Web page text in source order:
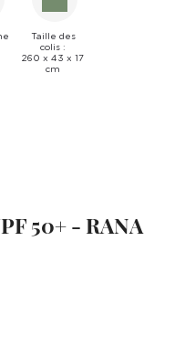
Taille des
colis :
260 x 43 x 17
cm
50+ - RANA